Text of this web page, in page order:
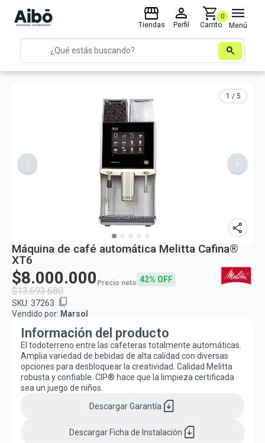
search
storefront
Tiendas
person
Perfil
shopping_cart
Carrito
0 menu
Menú
1 / 5
share
Máquina de café automática Melitta Cafina®
XT6
$8.000.000 Precio neto 42% OFF
$13.693.680
SKU: 37263 content_copy
Vendido por: Marsol
Información del producto
El todoterreno entre las cafeteras totalmente automáticas.
Amplia variedad de bebidas de alta calidad con diversas
opciones para desbloquear la creatividad. Calidad Melitta
robusta y confiable. CIP® hace que la limpieza certificada
sea un juego de niños.
DescargarGarantía sim_card_download
Descargar Ficha de Instalación sim_card_download